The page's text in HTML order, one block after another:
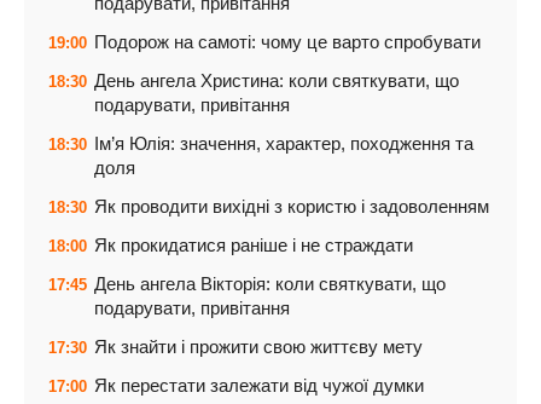
19:00 Подорож на самоті: чому це варто спробувати
18:30 День ангела Христина: коли святкувати, що
подарувати, привітання
18:30 Ім’я Юлія: значення, характер, походження та
доля
18:30 Як проводити вихідні з користю і задоволенням
18:00 Як прокидатися раніше і не страждати
17:45 День ангела Вікторія: коли святкувати, що
подарувати, привітання
17:30 Як знайти і прожити свою життєву мету
17:00 Як перестати залежати від чужої думки